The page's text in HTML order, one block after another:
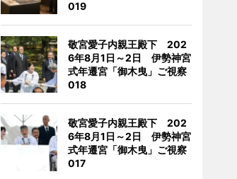
019
敬宮愛子内親王殿下 202
6年8月1日～2日 伊勢神宮
式年遷宮「御木曳」ご視察
018
敬宮愛子内親王殿下 202
6年8月1日～2日 伊勢神宮
式年遷宮「御木曳」ご視察
017